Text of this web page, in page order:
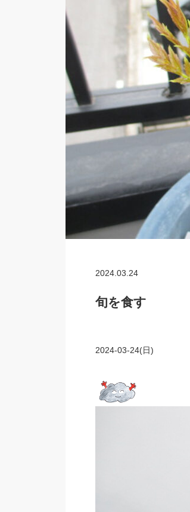
2024.03.24
旬を食す
2024-03-24(日)